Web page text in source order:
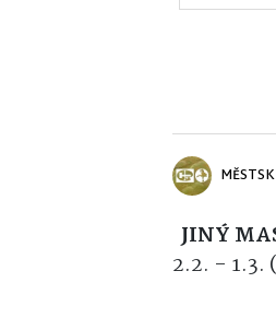
JINÝ
2.2. - 1.3.